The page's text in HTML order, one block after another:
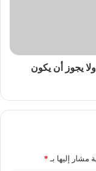
يجوز أن يكون
مشار إليها بـ *